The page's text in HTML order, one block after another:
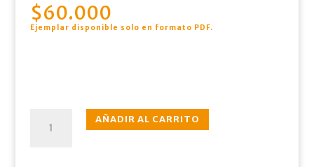
$60.000
Ejemplar disponible solo en formato PDF.
ene.,
AÑADIR AL CARRITO